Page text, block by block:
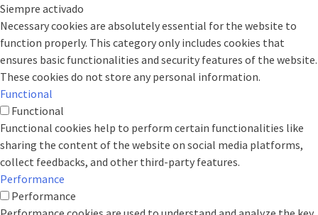
Siempre activado
Necessary cookies are absolutely essential for the website to
function properly. This category only includes cookies that
ensures basic functionalities and security features of the website.
These cookies do not store any personal information.
Functional
Functional
Functional cookies help to perform certain functionalities like
sharing the content of the website on social media platforms,
collect feedbacks, and other third-party features.
Performance
Performance